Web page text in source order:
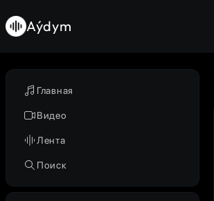
Главная
Видео
Лента
Поиск
Aýdym